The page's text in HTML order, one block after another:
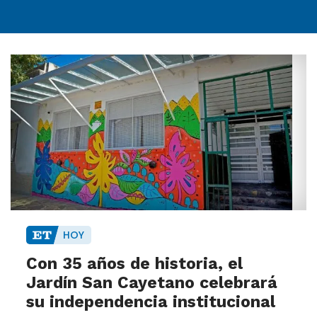
HOY
Con 35 años de historia, el
Jardín San Cayetano celebrará
su independencia institucional